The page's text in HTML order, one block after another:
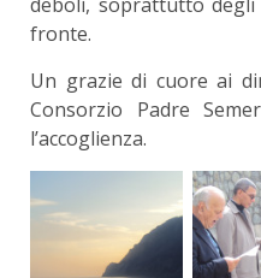
deboli, soprattutto
fronte.
Un grazie di cuore ai
Consorzio Padre
l’accoglienza.